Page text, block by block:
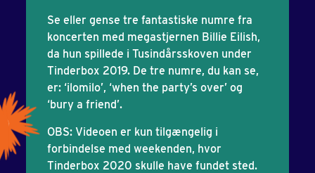
Se eller gense tre fantastiske numre fra
koncerten med megastjernen Billie Eilish,
da hun spillede i Tusindårsskoven under
Tinderbox 2019. De tre numre, du kan se,
er: ‘ilomilo’, ‘when the party’s over’ og
‘bury a friend’.
OBS: Videoen er kun tilgængelig i
forbindelse med weekenden, hvor
Tinderbox 2020 skulle have fundet sted.